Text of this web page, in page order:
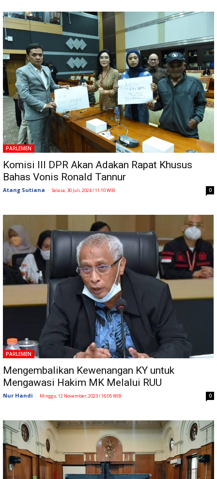
PARLEMEN
Komisi III DPR Akan Adakan Rapat Khusus
Bahas Vonis Ronald Tannur
Atang Sutiana - Selasa, 30 Juli, 2024 / 11:10 WIB 0
PARLEMEN
Mengembalikan Kewenangan KY untuk
Mengawasi Hakim MK Melalui RUU
Nur Handi - Minggu, 12 November, 2023 / 16:05 WIB 0